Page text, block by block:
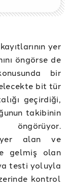
yer
öngörse de
bir
bit tür
geçirdiği,
takibinin
öngörüyor.
yer alan ve
gelmiş olan
testi yoluyla
kontrol